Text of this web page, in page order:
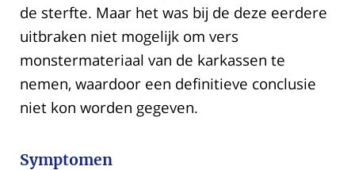
de sterfte. Maar het was bij de deze eerdere
uitbraken niet mogelijk om vers
monstermateriaal van de karkassen te
nemen, waardoor een definitieve conclusie
niet kon worden gegeven.
Symptomen